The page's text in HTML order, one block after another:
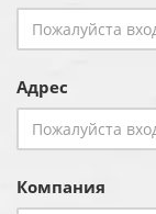
Адрес
Компания